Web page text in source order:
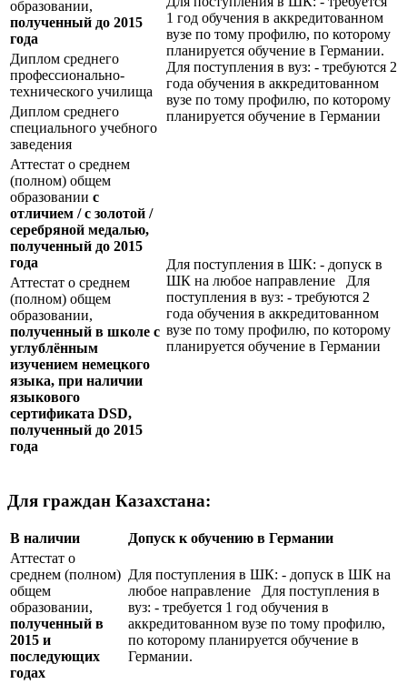
образовании,
полученный до 2015
года
1 год обучения в аккредитованном
вузе по тому профилю, по которому
планируется обучение в Германии.
Для поступления в вуз: - требуются 2
года обучения в аккредитованном
вузе по тому профилю, по которому
планируется обучение в Германии
Диплом среднего
профессионально-
технического училища
Диплом среднего
специального учебного
заведения
Аттестат о среднем
(полном) общем
образовании с
отличием / с золотой /
серебряной медалью,
полученный до 2015
года
Для поступления в ШК: - допуск в
ШК на любое направление Для
поступления в вуз: - требуются 2
года обучения в аккредитованном
вузе по тому профилю, по которому
планируется обучение в Германии
Аттестат о среднем
(полном) общем
образовании,
полученный в школе с
углублённым
изучением немецкого
языка, при наличии
языкового
сертификата DSD,
полученный до 2015
года
Для граждан Казахстана:
В наличии
Допуск к обучению в Германии
Аттестат о
среднем (полном)
общем
образовании,
полученный в
2015 и
последующих
годах
Для поступления в ШК: - допуск в ШК на
любое направление Для поступления в
вуз: - требуется 1 год обучения в
аккредитованном вузе по тому профилю,
по которому планируется обучение в
Германии.